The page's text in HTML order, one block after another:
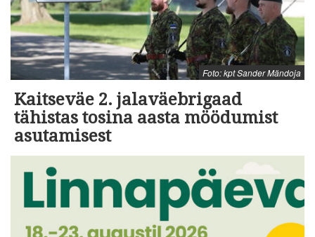
Foto: kpt Sander Mändoja
Kaitseväe 2. jalaväebrigaad
tähistas tosina aasta möödumist
asutamisest